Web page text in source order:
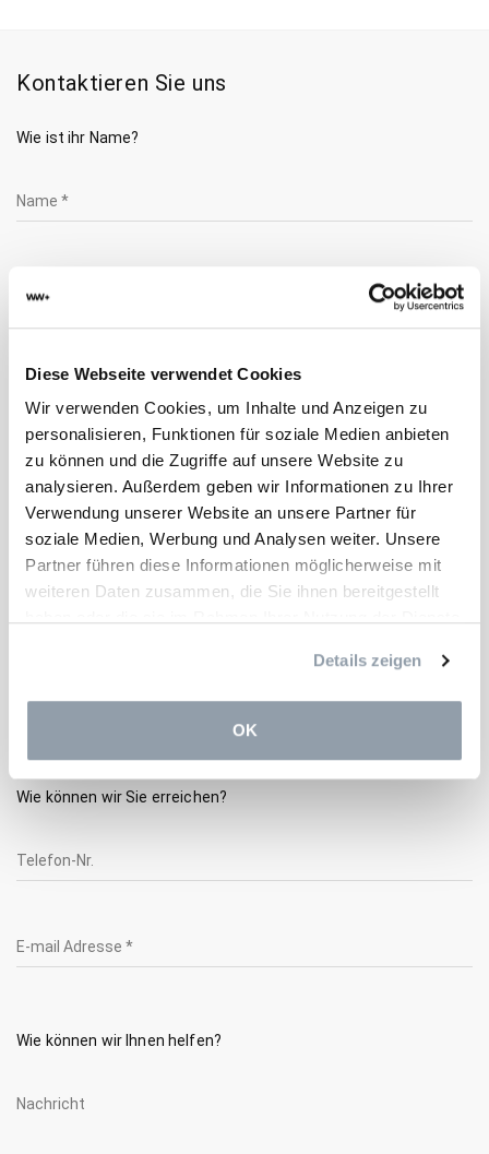
Diese Webseite verwendet Cookies
Wir verwenden Cookies, um Inhalte und Anzeigen zu
personalisieren, Funktionen für soziale Medien anbieten
zu können und die Zugriffe auf unsere Website zu
analysieren. Außerdem geben wir Informationen zu Ihrer
Verwendung unserer Website an unsere Partner für
soziale Medien, Werbung und Analysen weiter. Unsere
Partner führen diese Informationen möglicherweise mit
weiteren Daten zusammen, die Sie ihnen bereitgestellt
Details zeigen
OK
Kontaktieren Sie uns
Wie ist ihr Name?
Name *
Wie ist ihre Adresse?
Adresse *
Postleitzahl *
Land *
Wie können wir Sie erreichen?
Telefon-Nr.
E-mail Adresse *
Wie können wir Ihnen helfen?
Nachricht